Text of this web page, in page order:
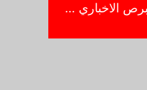
الاخباري …